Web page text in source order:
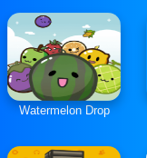
Watermelon Drop